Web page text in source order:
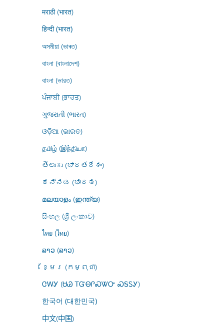
मराठी (भारत)
हिन्दी (भारत)
অসমীয়া (ভাৰত)
বাংলা (বাংলাদেশ)
বাংলা (ভারত)
ਪੰਜਾਬੀ (ਭਾਰਤ)
ગુજરાતી (ભારત)
ଓଡ଼ିଆ (ଭାରତ)
தமிழ் (இந்தியா)
తెలుగు (భారతదేశం)
ಕನ್ನಡ (ಭಾರತ)
മലയാളം (ഇന്ത്യ)
සිංහල (ශ්‍රී ලංකාව)
ไทย (ไทย)
ລາວ (ລາວ)
ខ្មែរ (កម្ពុជា)
ᏣᎳᎩ (ᏌᏊ ᎢᏳᎾᎵᏍᏔᏅ ᏍᎦᏚᎩ)
한국어 (대한민국)
中文(中国)